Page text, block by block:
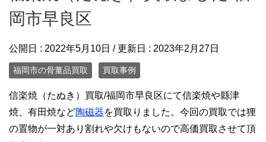
岡市早良区
公開日 : 2022年5月10日 / 更新日 : 2023年2月27日
福岡市の骨董品買取 買取事例
信楽焼（たぬき）買取/福岡市早良区にて信楽焼や縣津
焼、有田焼など陶磁器を買取りました。今回の買取では狸
の置物が一対あり割れや欠けもないので高価買取させて頂